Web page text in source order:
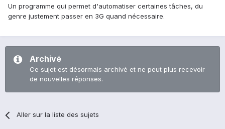
Un programme qui permet d'automatiser certaines tâches, du
genre justement passer en 3G quand nécessaire.
Archivé
Ce sujet est désormais archivé et ne peut plus recevoir
de nouvelles réponses.
Aller sur la liste des sujets